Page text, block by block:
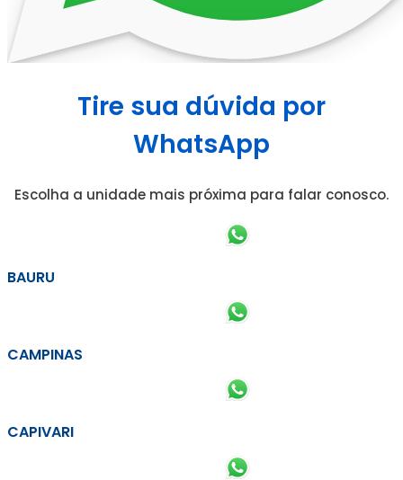
Tire sua dúvida por
WhatsApp
Escolha a unidade mais próxima para falar conosco.
BAURU
CAMPINAS
CAPIVARI